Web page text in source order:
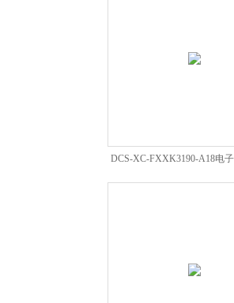
DCS-XC-FXXK3190-A18电
上海耀华地磅